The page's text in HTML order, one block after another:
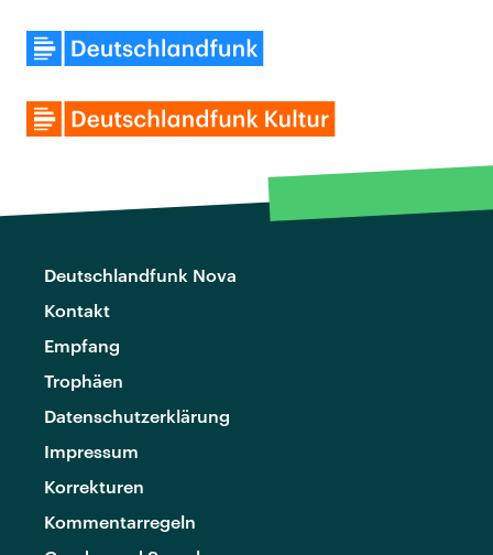
Deutschlandfunk Nova
Kontakt
Empfang
Trophäen
Datenschutzerklärung
Impressum
Korrekturen
Kommentarregeln